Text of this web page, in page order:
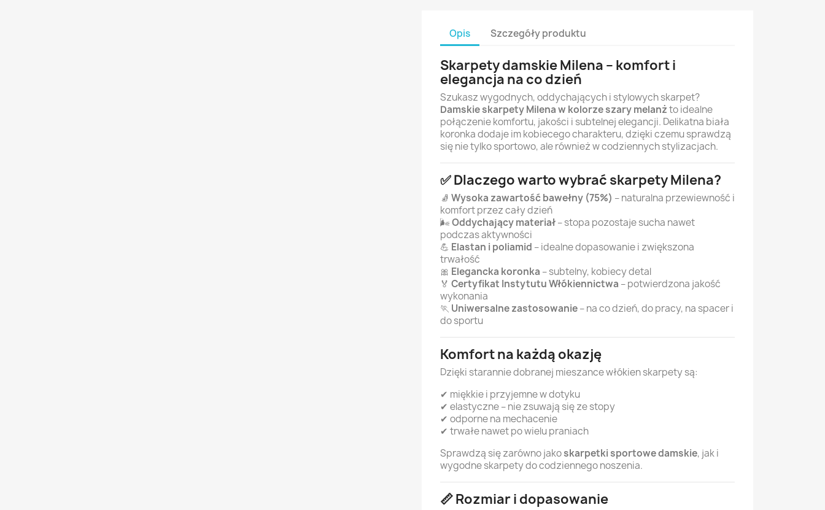
Opis Szczegóły produktu
Skarpety damskie Milena – komfort i
elegancja na co dzień
Szukasz wygodnych, oddychających i stylowych skarpet?
Damskie skarpety Milena w kolorze szary melanżto idealne
połączenie komfortu, jakości i subtelnej elegancji. Delikatna biała
koronka dodaje im kobiecego charakteru, dzięki czemu sprawdzą
się nie tylko sportowo, ale również w codziennych stylizacjach.
✅ Dlaczego warto wybrać skarpety Milena?
🧦 Wysoka zawartość bawełny (75%) – naturalna przewiewność i
komfort przez cały dzień
🌬Oddychający materiał– stopa pozostaje sucha nawet
podczas aktywności
💪 Elastan i poliamid – idealne dopasowanie i zwiększona
trwałość
🎀 Elegancka koronka – subtelny, kobiecy detal
🏅 Certyfikat Instytutu Włókiennictwa – potwierdzona jakość
wykonania
🏃 Uniwersalne zastosowanie– na co dzień, do pracy, na spacer i
do sportu
Komfort na każdą okazję
Dzięki starannie dobranej mieszance włókien skarpety są:
✔ miękkie i przyjemne w dotyku
✔ elastyczne – nie zsuwają się ze stopy
✔ odporne na mechacenie
✔ trwałe nawet po wielu praniach
Sprawdzą się zarówno jakoskarpetki sportowe damskie, jak i
wygodne skarpety do codziennego noszenia.
📏 Rozmiar i dopasowanie